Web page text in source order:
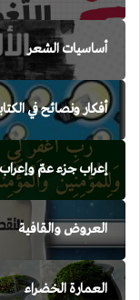
أساسيات الشعر
أفكار ونصائح في
إعراب جزء عمّ
العروض والقافية
العمارة الخضراء